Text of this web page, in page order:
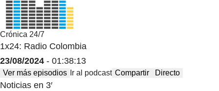
Crónica 24/7
1x24: Radio Colombia
23/08/2024 - 01:38:13
Ver más episodios Ir al podcast Compartir Directo
Noticias en 3′